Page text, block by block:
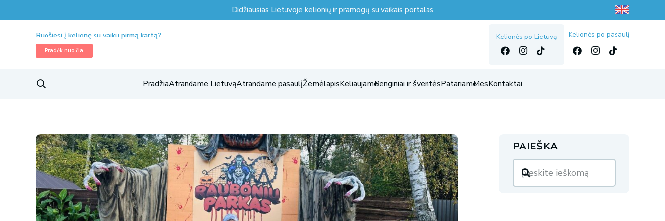
Didžiausias Lietuvoje kelionių ir pramogų su vaikais portalas
Ruošiesi į kelionę su vaiku pirmą kartą?
Pradėk nuo čia
Kelionės po Lietuvą Kelionės po pasaulį
PradžiaAtrandame LietuvąAtrandame pasaulįŽemėlapisKeliaujameRenginiai ir šventėsPatariameMesKontaktai
PAIEŠKA